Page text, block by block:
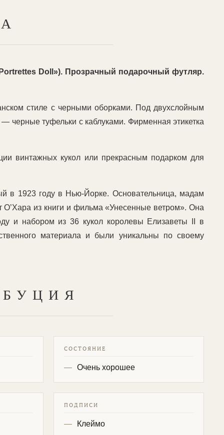
Doll»). Прозрачный подарочный футляр.
стиле с черными оборками. Под двухслойным
черные туфельки с каблуками. Фирменная этикетка
винтажных кукол или прекрасным подарком для
в 1923 году в Нью-Йорке. Основательница, мадам
О’Хара из книги и фильма «Унесенные ветром». Она
и набором из 36 кукол королевы Елизаветы II в
материала и были уникальны по своему
СОСТОЯНИЕ
Очень хорошее
ПОДПИСИ
Клеймо